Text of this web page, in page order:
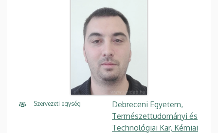
Szervezeti egység
Debreceni Egyetem,
Természettudományi és
Technológiai Kar, Kémiai